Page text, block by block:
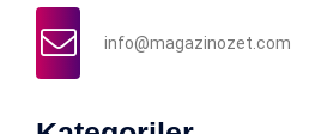
info@magazinozet.com